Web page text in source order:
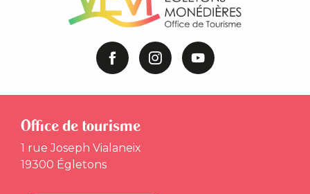
Office de tourisme
1 rue Joseph Vialaneix
19300 Égletons